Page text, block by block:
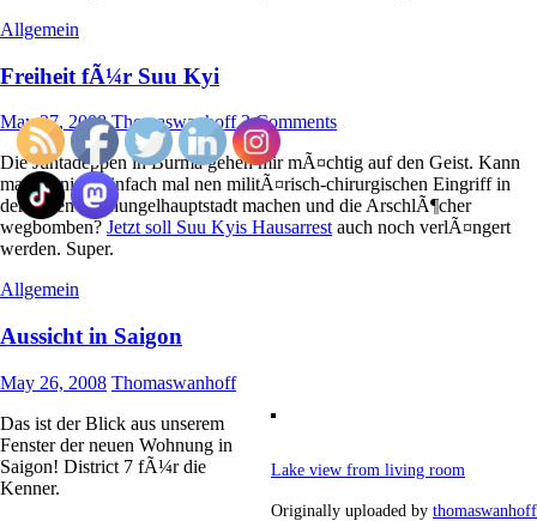
Allgemein
Freiheit fÃ¼r Suu Kyi
May 27, 2008 Thomaswanhoff 2 Comments
Die Juntadeppen in Burma gehen mir mÃ¤chtig auf den Geist. Kann
man da nicht einfach mal nen militÃ¤risch-chirurgischen Eingriff in
der neuen Dschungelhauptstadt machen und die ArschlÃ¶cher
wegbomben? Jetzt soll Suu Kyis Hausarrestauch noch verlÃ¤ngert
werden. Super.
Allgemein
Aussicht in Saigon
May 26, 2008 Thomaswanhoff
Lake view from living room
Originally uploaded by thomaswanhoff
Das ist der Blick aus unserem
Fenster der neuen Wohnung in
Saigon! District 7 fÃ¼r die
Kenner.